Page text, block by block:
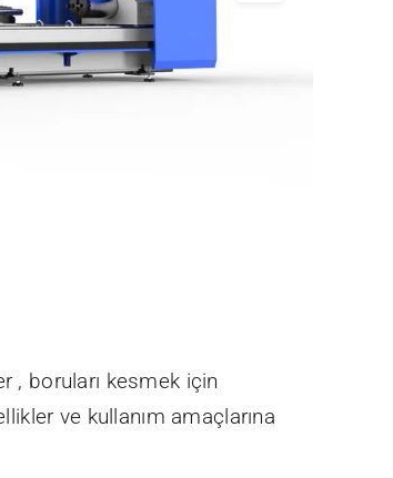
, boruları kesmek için
ve kullanım amaçlarına